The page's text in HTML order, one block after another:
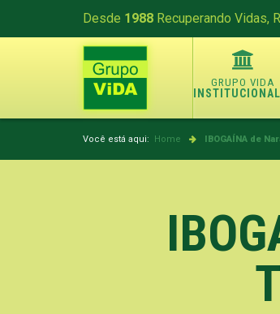
Desde 1988 Recuperando Vidas,
INSTITUCIONAL
Você está aqui: Home IBOGAÍNA de